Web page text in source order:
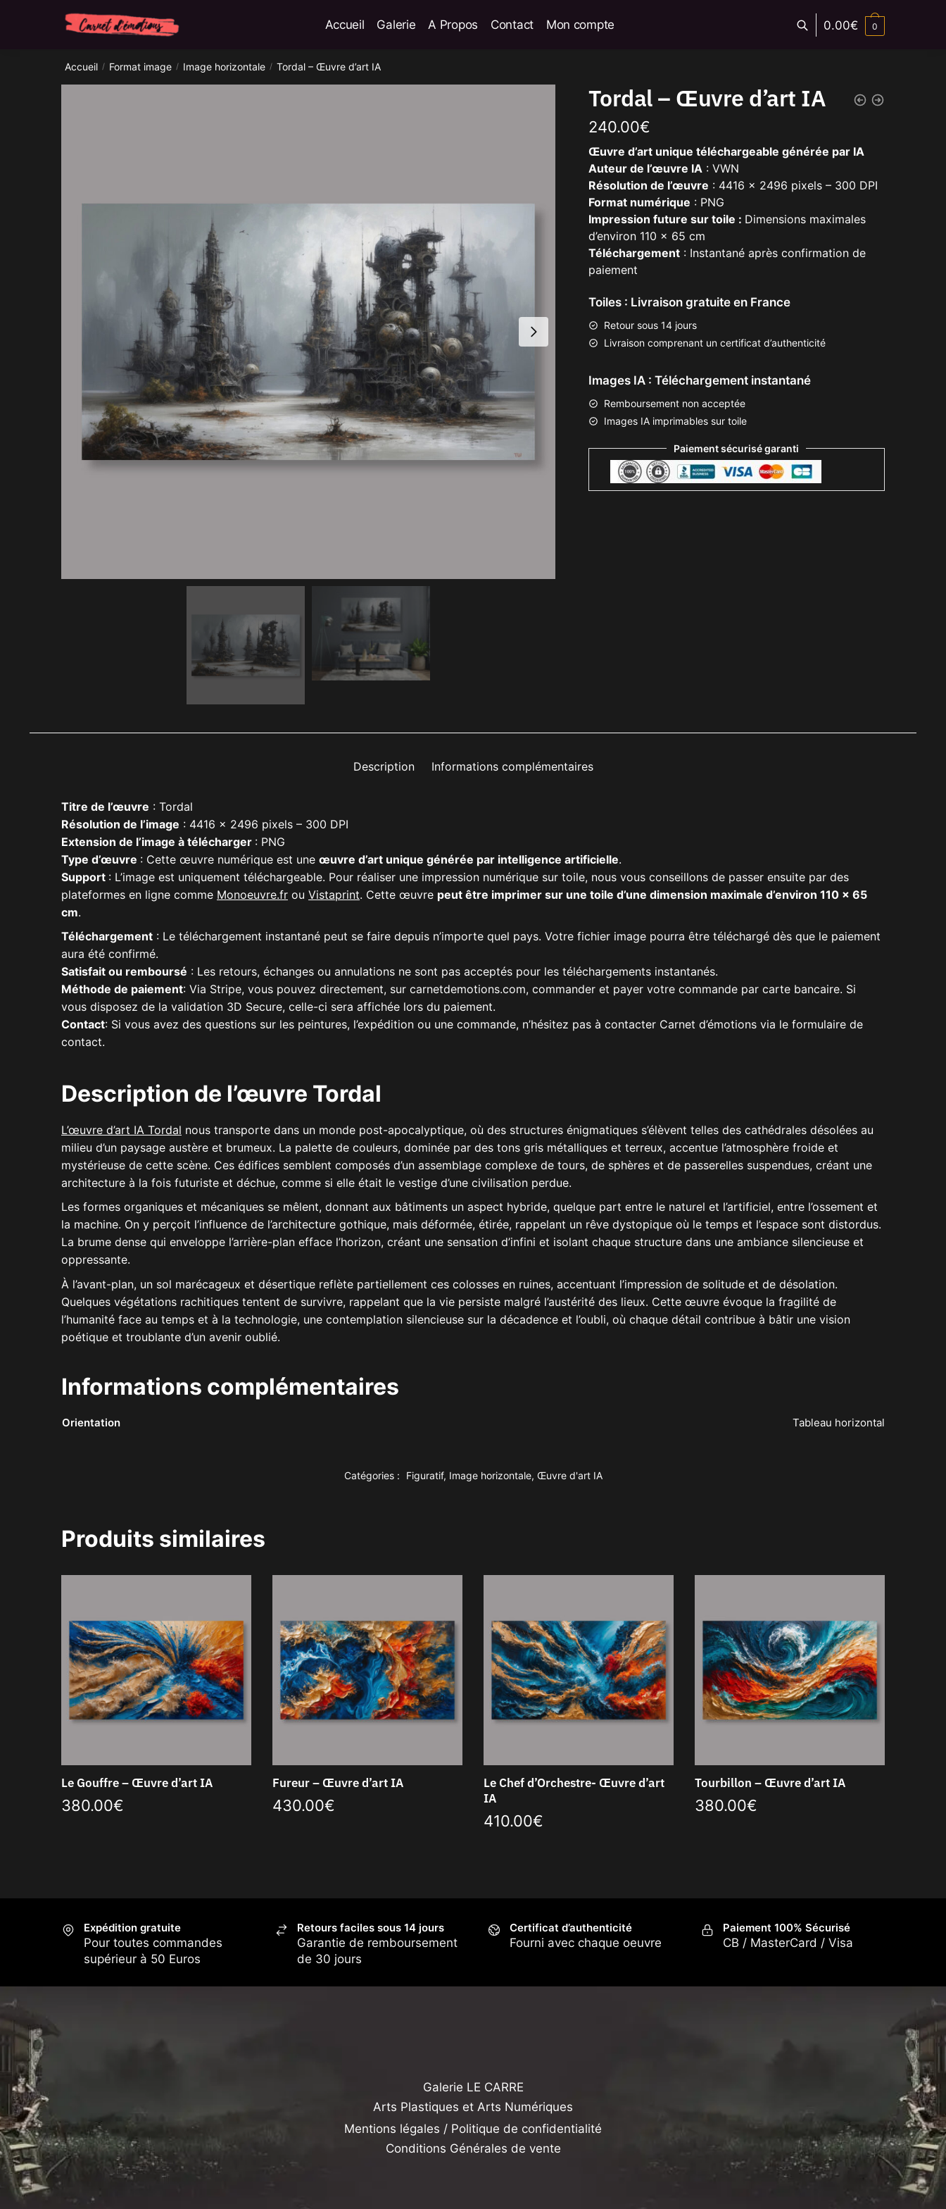
Accueil Galerie A Propos Contact Mon compte 0.00€ 0
Accueil / Format image / Image horizontale / Tordal – Œuvre d’art IA
Tordal – Œuvre d’art IA
240.00€
Œuvre d’art unique téléchargeable générée par IA
Auteur de l’œuvre IA: VWN
Résolution de l’œuvre : 4416 x 2496 pixels – 300 DPI
Format numérique : PNG
Impression future sur toile : Dimensions maximales
d’environ 110 x 65 cm
Téléchargement: Instantané après confirmation de
paiement
Toiles : Livraison gratuite en France
Retour sous 14 jours
Livraison comprenant un certificat d’authenticité
Images IA : Téléchargement instantané
Remboursement non acceptée
Images IA imprimables sur toile
Paiement sécurisé garanti
Description Informations complémentaires
Titre de l’œuvre : Tordal
Résolution de l’image : 4416 x 2496 pixels – 300 DPI
Extension de l’image à télécharger : PNG
Type d’œuvre : Cette œuvre numérique est uneœuvre d’art unique générée par intelligence artificielle.
Support : L’image est uniquement téléchargeable. Pour réaliser une impression numérique sur toile, nous vous conseillons de passer ensuite par des
plateformes en ligne comme Monoeuvre.fr ouVistaprint. Cette œuvre peut être imprimer sur une toile d’une dimension maximale d’environ 110 x 65
cm.
Téléchargement : Le téléchargement instantané peut se faire depuis n’importe quel pays. Votre fichier image pourra être téléchargé dès que le paiement
aura été confirmé.
Satisfait ou remboursé : Les retours, échanges ou annulations ne sont pas acceptés pour les téléchargements instantanés.
Méthode de paiement: Via Stripe, vous pouvez directement, sur carnetdemotions.com, commander et payer votre commande par carte bancaire. Si
vous disposez de la validation 3D Secure, celle-ci sera affichée lors du paiement.
Contact: Si vous avez des questions sur les peintures, l’expédition ou une commande, n’hésitez pas à contacter Carnet d’émotions via le formulaire de
contact.
Description de l’œuvre Tordal
L’œuvre d’art IA Tordal nous transporte dans un monde post-apocalyptique, où des structures énigmatiques s’élèvent telles des cathédrales désolées au
milieu d’un paysage austère et brumeux. La palette de couleurs, dominée par des tons gris métalliques et terreux, accentue l’atmosphère froide et
mystérieuse de cette scène. Ces édifices semblent composés d’un assemblage complexe de tours, de sphères et de passerelles suspendues, créant une
architecture à la fois futuriste et déchue, comme si elle était le vestige d’une civilisation perdue.
Les formes organiques et mécaniques se mêlent, donnant aux bâtiments un aspect hybride, quelque part entre le naturel et l’artificiel, entre l’ossement et
la machine. On y perçoit l’influence de l’architecture gothique, mais déformée, étirée, rappelant un rêve dystopique où le temps et l’espace sont distordus.
La brume dense qui enveloppe l’arrière-plan efface l’horizon, créant une sensation d’infini et isolant chaque structure dans une ambiance silencieuse et
oppressante.
À l’avant-plan, un sol marécageux et désertique reflète partiellement ces colosses en ruines, accentuant l’impression de solitude et de désolation.
Quelques végétations rachitiques tentent de survivre, rappelant que la vie persiste malgré l’austérité des lieux. Cette œuvre évoque la fragilité de
l’humanité face au temps et à la technologie, une contemplation silencieuse sur la décadence et l’oubli, où chaque détail contribue à bâtir une vision
poétique et troublante d’un avenir oublié.
Informations complémentaires
Orientation Tableau horizontal
Catégories : Figuratif, Image horizontale, Œuvre d'art IA
Produits similaires
Le Gouffre – Œuvre d’art IA
380.00€
Fureur – Œuvre d’art IA
430.00€
Le Chef d’Orchestre- Œuvre d’art
IA
410.00€
Tourbillon – Œuvre d’art IA
380.00€
Expédition gratuite
Pour toutes commandes
supérieur à 50 Euros
Retours faciles sous 14 jours
Garantie de remboursement
de 30 jours
Certificat d’authenticité
Fourni avec chaque oeuvre
Paiement 100% Sécurisé
CB / MasterCard / Visa
Galerie LE CARRE
Arts Plastiques et Arts Numériques
Mentions légales / Politique de confidentialité
Conditions Générales de vente